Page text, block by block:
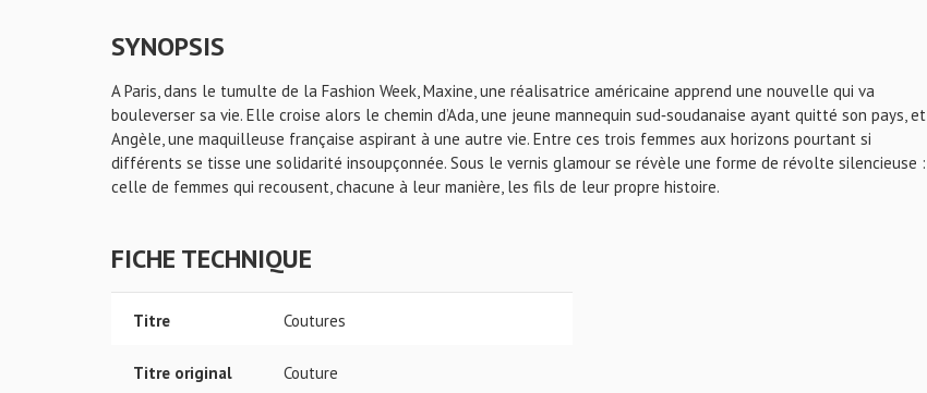
SYNOPSIS
A Paris, dans le tumulte de la Fashion Week, Maxine, une réalisatrice américaine apprend une nouvelle qui va
bouleverser sa vie. Elle croise alors le chemin d’Ada, une jeune mannequin sud‐soudanaise ayant quitté son pays, et
Angèle, une maquilleuse française aspirant à une autre vie. Entre ces trois femmes aux horizons pourtant si
différents se tisse une solidarité insoupçonnée. Sous le vernis glamour se révèle une forme de révolte silencieuse :
celle de femmes qui recousent, chacune à leur manière, les fils de leur propre histoire.
FICHE TECHNIQUE
Titre Coutures
Titre original Couture